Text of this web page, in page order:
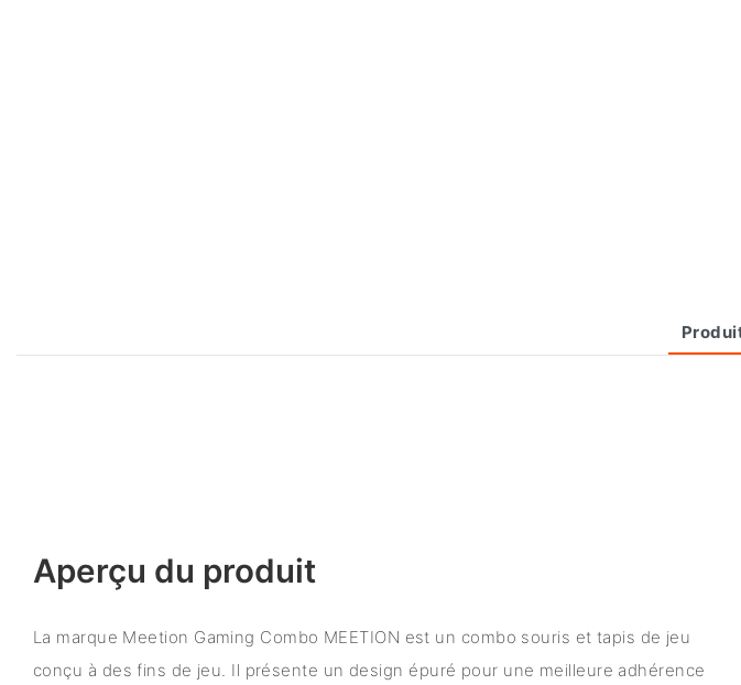
Aperçu du produit
La marque Meetion Gaming Combo MEETION est un combo souris et tapis de jeu
conçu à des fins de jeu. Il présente un design épuré pour une meilleure adhérence